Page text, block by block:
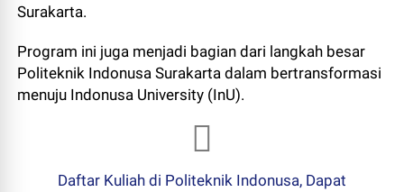
Surakarta.
Program ini juga menjadi bagian dari langkah besar
Politeknik Indonusa Surakarta dalam bertransformasi
menuju Indonusa University (InU).
Daftar Kuliah di Politeknik Indonusa, Dapat